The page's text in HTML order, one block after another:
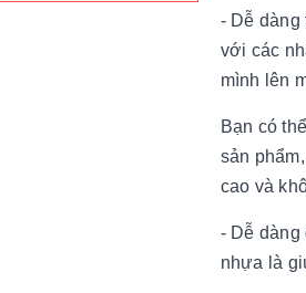
- Dễ dàng
với các
mình lên
Bạn có
sản
cao và
- Dễ dàng
nhựa là